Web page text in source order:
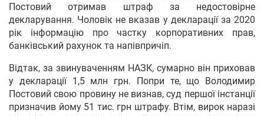
Постовий отримав штраф за недостовірне
декларування. Чоловік не вказав у декларації за 2020
рік інформацію про частку корпоративних прав,
банківський рахунок та напівпричіп.
Відтак, за звинуваченням НАЗК, сумарно він приховав
у декларації 1,5 млн грн. Попри те, що Володимир
Постовий свою провину не визнав, суд першої інстанції
призначив йому 51 тис. грн штрафу. Втім, вирок наразі